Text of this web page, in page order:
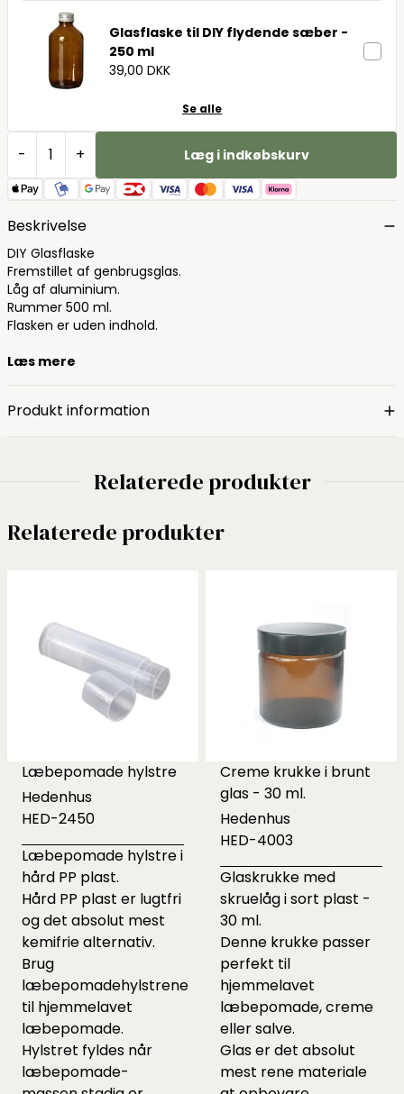
Glasflaske til DIY flydende sæber -
250 ml
39,00 DKK
Se alle
- + Læg i indkøbskurv
Beskrivelse
DIY Glasflaske
Fremstillet af genbrugsglas.
Låg af aluminium.
Rummer 500 ml.
Flasken er uden indhold.
Læs mere
Produkt information
Relaterede produkter
Relaterede produkter
Læbepomade hylstre
Hedenhus
HED-2450
Læbepomade hylstre i
hård PP plast.
Hård PP plast er lugtfri
og det absolut mest
kemifrie alternativ.
Brug
læbepomadehylstrene
til hjemmelavet
læbepomade.
Hylstret fyldes når
læbepomade-
Creme krukke i brunt
glas - 30 ml.
Hedenhus
HED-4003
Glaskrukke med
skruelåg i sort plast -
30 ml.
Denne krukke passer
perfekt til
hjemmelavet
læbepomade, creme
eller salve.
Glas er det absolut
mest rene materiale